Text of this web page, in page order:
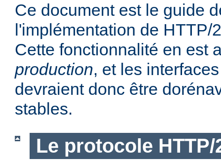
Ce document est le guide
l'implémentation de HTTP/
Cette fonctionnalité en est
production, et les
devraient donc être
stables.
Le protocole HTTP/